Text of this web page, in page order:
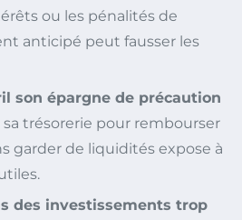
ou les pénalités de
anticipé peut fausser les
son épargne de précaution
trésorerie pour rembourser
garder de liquidités expose à
des investissements trop